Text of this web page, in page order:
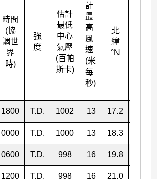
時間
(協
調世
界
時)
強
度
估計
最低
中心
氣壓
(百帕
斯卡)
計
最
高
風
速
(米
每
秒)
北
緯
°N
1800 T.D. 1002 13 17.2
0000 T.D. 1000 13 18.3
0600 T.D. 998 16 19.8
1200 T.D. 998 16 21.0